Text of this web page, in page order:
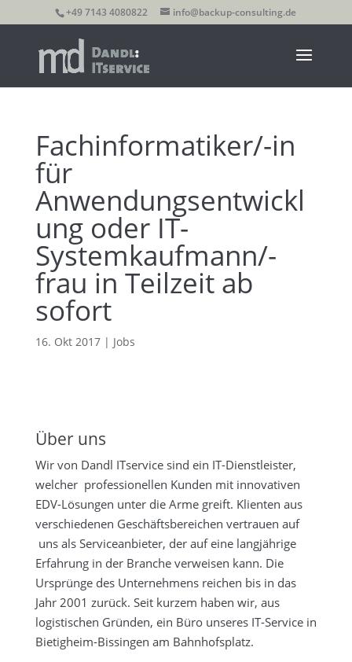
+49 7143 4080822 info@backup-consulting.de
Fachinformatiker/-in
für
Anwendungsentwickl
ung oder IT-
Systemkaufmann/-
frau in Teilzeit ab
sofort
16. Okt 2017| Jobs
Über uns
Wir von Dandl ITservice sind ein IT-Dienstleister,
welcher professionellen Kunden mit innovativen
EDV-Lösungen unter die Arme greift. Klienten aus
verschiedenen Geschäftsbereichen vertrauen auf
uns als Serviceanbieter, der auf eine langjährige
Erfahrung in der Branche verweisen kann. Die
Ursprünge des Unternehmens reichen bis in das
Jahr 2001 zurück. Seit kurzem haben wir, aus
logistischen Gründen, ein Büro unseres IT-Service in
Bietigheim-Bissingen am Bahnhofsplatz.